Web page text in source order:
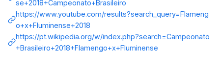
se+2018+Campeonato+Brasileiro
https://www.youtube.com/results?search_query=Flameng
o+x+Fluminense+2018
https://pt.wikipedia.org/w/index.php?search=Campeonato
+Brasileiro+2018+Flamengo+x+Fluminense